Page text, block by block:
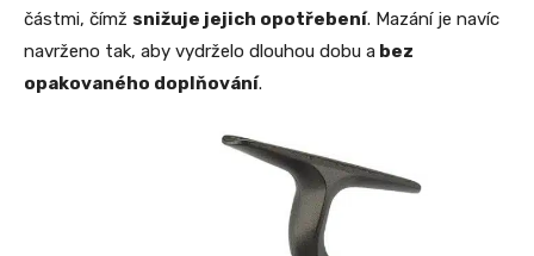
částmi, čímž snižuje jejich opotřebení. Mazání je navíc
navrženo tak, aby vydrželo dlouhou dobu a bez
opakovaného doplňování.